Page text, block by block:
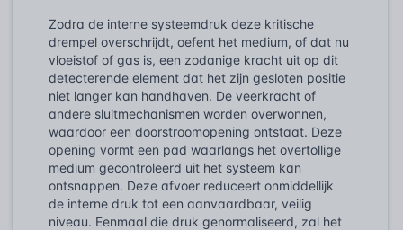
Zodra de interne systeemdruk deze kritische
drempel overschrijdt, oefent het medium, of dat nu
vloeistof of gas is, een zodanige kracht uit op dit
detecterende element dat het zijn gesloten positie
niet langer kan handhaven. De veerkracht of
andere sluitmechanismen worden overwonnen,
waardoor een doorstroomopening ontstaat. Deze
opening vormt een pad waarlangs het overtollige
medium gecontroleerd uit het systeem kan
ontsnappen. Deze afvoer reduceert onmiddellijk
de interne druk tot een aanvaardbaar, veilig
niveau. Eenmaal die druk genormaliseerd, zal het